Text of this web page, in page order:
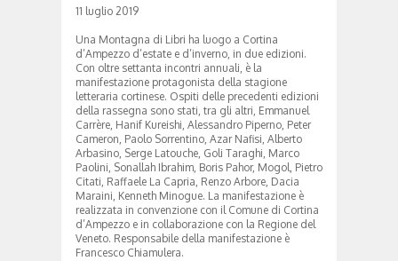
11 luglio 2019
Una Montagna di Libri ha luogo a Cortina
d’Ampezzo d’estate e d’inverno, in due edizioni.
Con oltre settanta incontri annuali, è la
manifestazione protagonista della stagione
letteraria cortinese. Ospiti delle precedenti edizioni
della rassegna sono stati, tra gli altri, Emmanuel
Carrère, Hanif Kureishi, Alessandro Piperno, Peter
Cameron, Paolo Sorrentino, Azar Nafisi, Alberto
Arbasino, Serge Latouche, Goli Taraghi, Marco
Paolini, Sonallah Ibrahim, Boris Pahor, Mogol, Pietro
Citati, Raffaele La Capria, Renzo Arbore, Dacia
Maraini, Kenneth Minogue. La manifestazione è
realizzata in convenzione con il Comune di Cortina
d’Ampezzo e in collaborazione con la Regione del
Veneto. Responsabile della manifestazione è
Francesco Chiamulera.